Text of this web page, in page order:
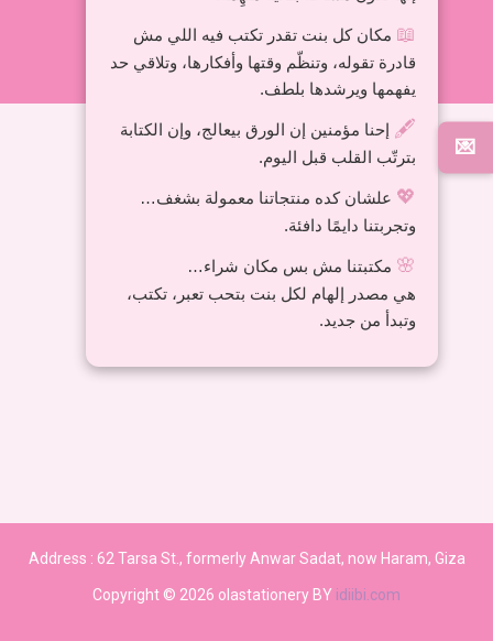
Address : 62 Tarsa St., formerly Anwar Sadat, now Haram, Giza
Copyright © 2026 olastationery BY idiibi.com
💌
📖 مكان كل بنت تقدر تكتب فيه اللي مش
قادرة تقوله، وتنظّم وقتها وأفكارها، وتلاقي حد
يفهمها ويرشدها بلطف.
🖋️ إحنا مؤمنين إن الورق بيعالج، وإن الكتابة
بترتّب القلب قبل اليوم.
💖 علشان كده منتجاتنا معمولة بشغف…
وتجربتنا دايمًا دافئة.
🌸 مكتبتنا مش بس مكان شراء…
هي مصدر إلهام لكل بنت بتحب تعبر، تكتب،
وتبدأ من جديد.